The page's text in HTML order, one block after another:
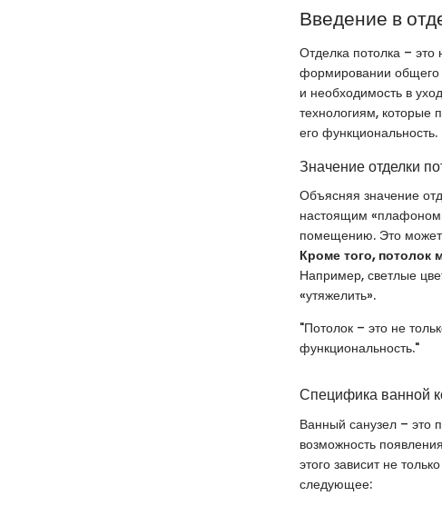
Введение в
Отделка потолка – это
формировании общего
и необходимость в
технологиям, которые
его функциональность.
Значение отделки
Объясняя значение
настоящим
помещению. Это может
Кроме того, потолок
Например, светлые
«утяжелить».
"Потолок – это не
функциональность."
Специфика ванной
Ванный санузел – это
возможность
этого зависит не
следующее: